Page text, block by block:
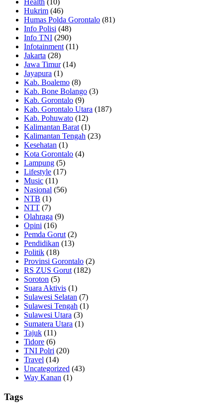
Health (10)
Hukrim (46)
Humas Polda Gorontalo (81)
Info Polisi (48)
Info TNI (290)
Infotainment (11)
Jakarta (28)
Jawa Timur(14)
Jayapura (1)
Kab. Boalemo (8)
Kab. Bone Bolango (3)
Kab. Gorontalo (9)
Kab. Gorontalo Utara (187)
Kab. Pohuwato (12)
Kalimantan Barat (1)
Kalimantan Tengah (23)
Kesehatan (1)
Kota Gorontalo (4)
Lampung (5)
Lifestyle (17)
Music (11)
Nasional (56)
NTB (1)
NTT (7)
Olahraga (9)
Opini (16)
Pemda Gorut (2)
Pendidikan (13)
Politik (18)
Provinsi Gorontalo (2)
RS ZUS Gorut (182)
Soroton (5)
Suara Aktivis (1)
Sulawesi Selatan (7)
Sulawesi Tengah (1)
Sulawesi Utara (3)
Sumatera Utara (1)
Tajuk (11)
Tidore (6)
TNI Polri (20)
Travel (14)
Uncategorized (43)
Way Kanan (1)
Tags